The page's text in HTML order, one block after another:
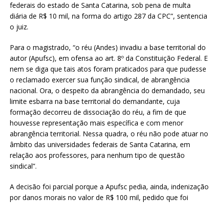
federais do estado de Santa Catarina, sob pena de multa
diária de R$ 10 mil, na forma do artigo 287 da CPC”, sentencia
o juiz.
Para o magistrado, “o réu (Andes) invadiu a base territorial do
autor (Apufsc), em ofensa ao art. 8º da Constituição Federal. E
nem se diga que tais atos foram praticados para que pudesse
o reclamado exercer sua função sindical, de abrangência
nacional. Ora, o despeito da abrangência do demandado, seu
limite esbarra na base territorial do demandante, cuja
formação decorreu de dissociação do réu, a fim de que
houvesse representação mais específica e com menor
abrangência territorial. Nessa quadra, o réu não pode atuar no
âmbito das universidades federais de Santa Catarina, em
relação aos professores, para nenhum tipo de questão
sindical”.
A decisão foi parcial porque a Apufsc pedia, ainda, indenização
por danos morais no valor de R$ 100 mil, pedido que foi